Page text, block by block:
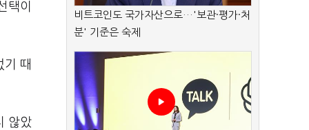
택이
때
않았
비트코인도 국가자산으로…'보관·평가·처
분' 기준은 숙제